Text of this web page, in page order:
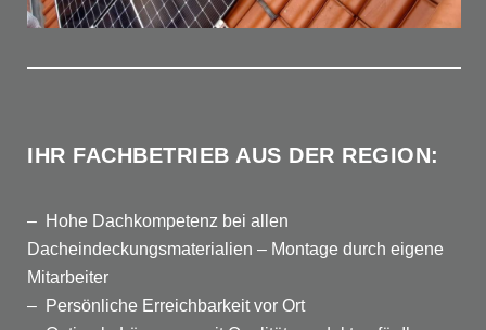
IHR FACHBETRIEB AUS DER REGION:
– Hohe Dachkompetenz bei allen
Dacheindeckungsmaterialien – Montage durch eigene
Mitarbeiter
– Persönliche Erreichbarkeit vor Ort